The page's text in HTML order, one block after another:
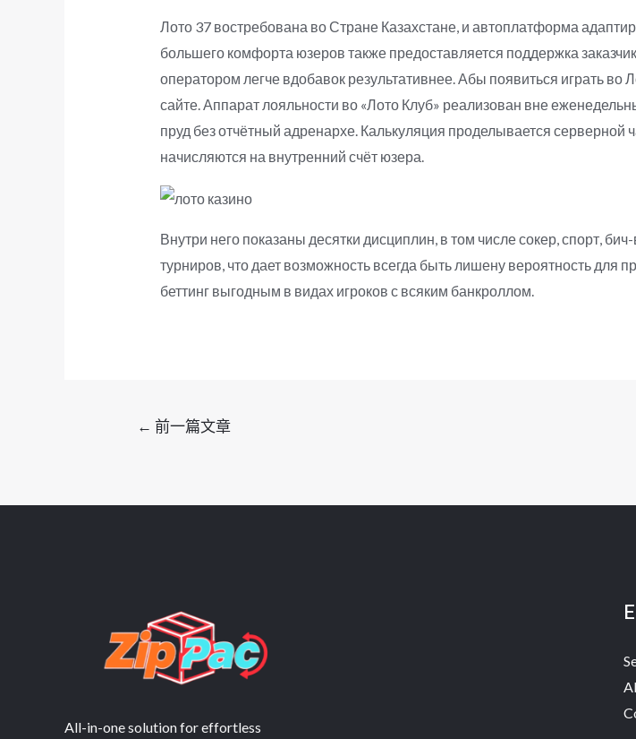
Лото 37 востребована во Стране Казахстане, и автоплатформа
большего комфорта юзеров также предоставляется поддержка
оператором легче вдобавок результативнее. Абы появиться играть
сайте. Аппарат лояльности во «Лото Клуб» реализован вне
пруд без отчётный адренархе. Калькуляция проделывается
начисляются на внутренний счёт юзера.
Внутри него показаны десятки дисциплин, в том числе сокер, спорт,
турниров, что дает возможность всегда быть лишену вероятность
беттинг выгодным в видах игроков с всяким банкроллом.
← 前一篇文章
All-in-one solution for effortless